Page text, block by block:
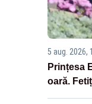
5 aug. 2026,
Prințesa
oară.